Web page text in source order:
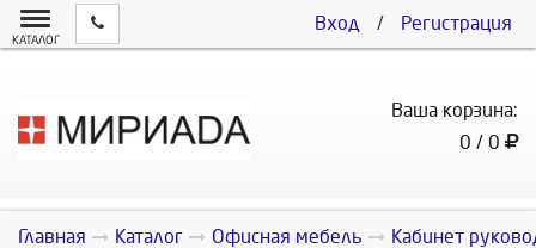
Вход / Регистрация
КАТАЛОГ
Ваша корзина:
0 / 0
Главная Каталог Офисная мебель Кабинет